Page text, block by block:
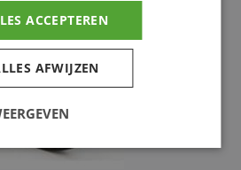
ACCEPTEREN
AFWIJZEN